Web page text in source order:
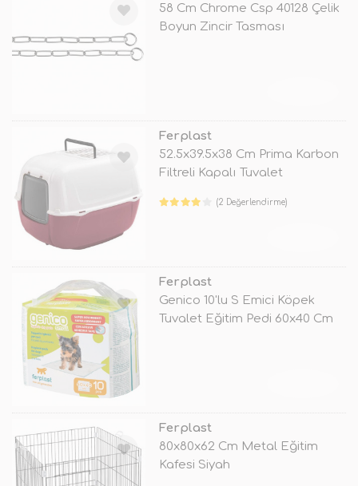
58 Cm Chrome Csp 40128 Çelik
Boyun Zincir Tasması
Ferplast
52.5x39.5x38 Cm Prima Karbon
Filtreli Kapalı Tuvalet
(2 Değerlendirme)
Ferplast
Genico 10'lu S Emici Köpek
Tuvalet Eğitim Pedi 60x40 Cm
Ferplast
80x80x62 Cm Metal Eğitim
Kafesi Siyah